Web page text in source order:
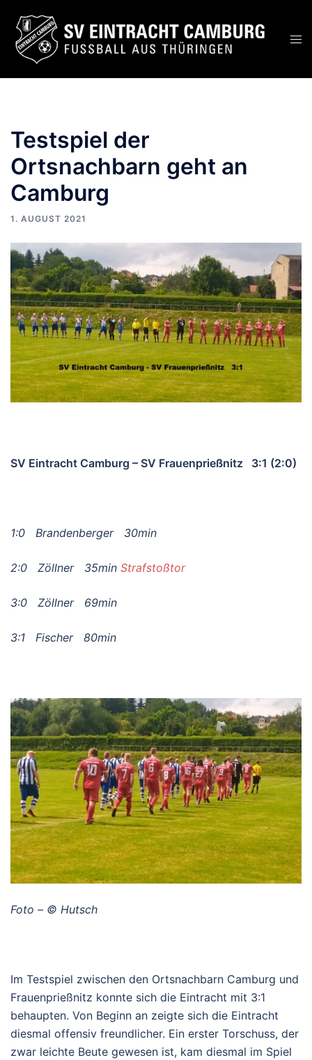
Inhalt
springen
Testspiel der
Ortsnachbarn geht an
Camburg
1. AUGUST 2021
SV Eintracht Camburg – SV Frauenprießnitz 3:1 (2:0)
1:0 Brandenberger 30min
2:0 Zöllner 35min Strafstoßtor
3:0 Zöllner 69min
3:1 Fischer 80min
Foto – © Hutsch
Im Testspiel zwischen den Ortsnachbarn Camburg und
Frauenprießnitz konnte sich die Eintracht mit 3:1
behaupten. Von Beginn an zeigte sich die Eintracht
diesmal offensiv freundlicher. Ein erster Torschuss, der
zwar leichte Beute gewesen ist, kam diesmal im Spiel